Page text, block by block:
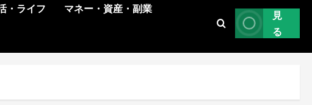
・ライフ マネー・資産・副業
見
る